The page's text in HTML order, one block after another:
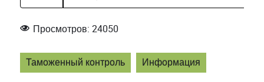
Просмотров: 24050
Таможенный контроль Информация